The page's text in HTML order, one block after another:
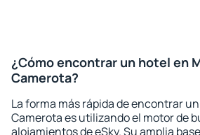
¿Cómo encontrar un hotel en
Camerota?
La forma más rápida de encontrar
Camerota es utilizando el motor de
alojamientos de eSky. Su amplia